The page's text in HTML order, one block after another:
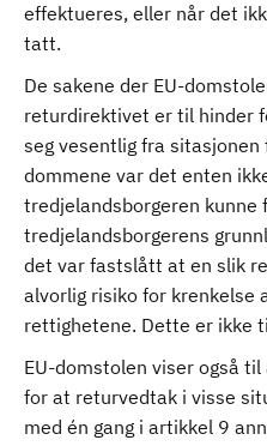
effektueres, eller når det
tatt.
De sakene der EU-
returdirektivet er til hinder
seg vesentlig fra sitasjonen
dommene var det enten
tredjelandsborgeren kunne
tredjelandsborgerens
det var fastslått at en slik
alvorlig risiko for krenkelse
rettighetene. Dette er ikke
EU-domstolen viser også
for at returvedtak i visse
med én gang i artikkel 9